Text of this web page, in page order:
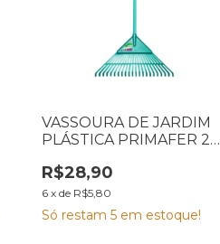
VASSOURA DE JARDIM
PLÁSTICA PRIMAFER 22
R$28,90
6 x de R$5,80
Só restam 5em estoque!